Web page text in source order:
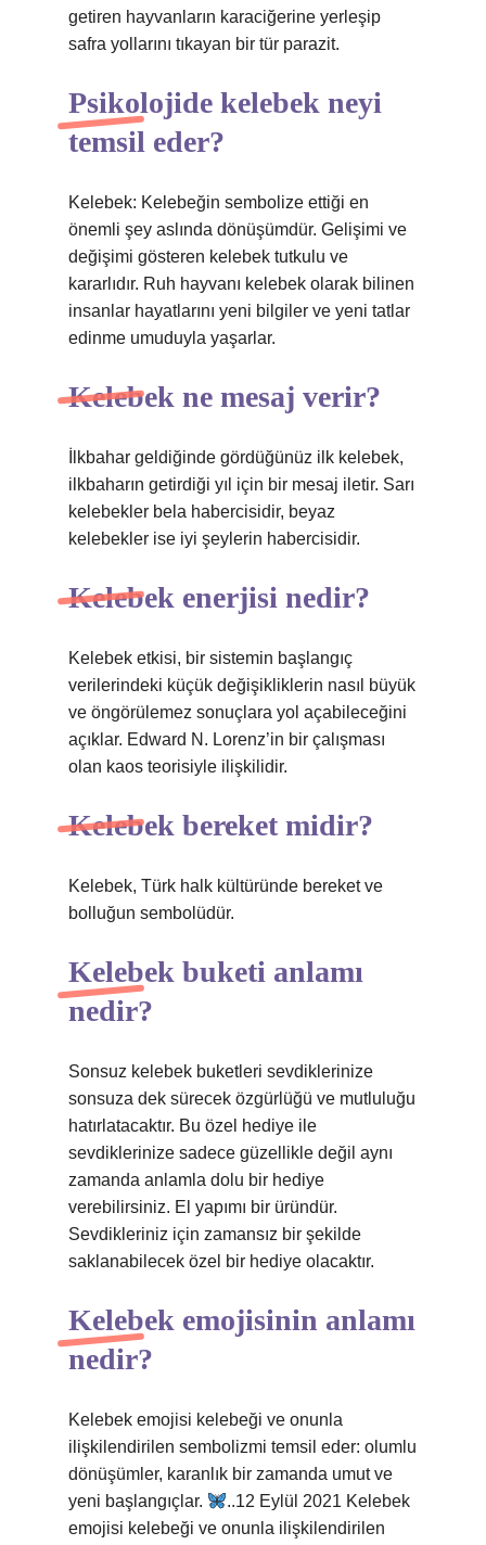
getiren hayvanların karaciğerine yerleşip
safra yollarını tıkayan bir tür parazit.
Psikolojide kelebek neyi
temsil eder?
Kelebek: Kelebeğin sembolize ettiği en
önemli şey aslında dönüşümdür. Gelişimi ve
değişimi gösteren kelebek tutkulu ve
kararlıdır. Ruh hayvanı kelebek olarak bilinen
insanlar hayatlarını yeni bilgiler ve yeni tatlar
edinme umuduyla yaşarlar.
Kelebek ne mesaj verir?
İlkbahar geldiğinde gördüğünüz ilk kelebek,
ilkbaharın getirdiği yıl için bir mesaj iletir. Sarı
kelebekler bela habercisidir, beyaz
kelebekler ise iyi şeylerin habercisidir.
Kelebek enerjisi nedir?
Kelebek etkisi, bir sistemin başlangıç ​​
verilerindeki küçük değişikliklerin nasıl büyük
ve öngörülemez sonuçlara yol açabileceğini
açıklar. Edward N. Lorenz’in bir çalışması
olan kaos teorisiyle ilişkilidir.
Kelebek bereket midir?
Kelebek, Türk halk kültüründe bereket ve
bolluğun sembolüdür.
Kelebek buketi anlamı
nedir?
Sonsuz kelebek buketleri sevdiklerinize
sonsuza dek sürecek özgürlüğü ve mutluluğu
hatırlatacaktır. Bu özel hediye ile
sevdiklerinize sadece güzellikle değil aynı
zamanda anlamla dolu bir hediye
verebilirsiniz. El yapımı bir üründür.
Sevdikleriniz için zamansız bir şekilde
saklanabilecek özel bir hediye olacaktır.
Kelebek emojisinin anlamı
nedir?
Kelebek emojisi kelebeği ve onunla
ilişkilendirilen sembolizmi temsil eder: olumlu
dönüşümler, karanlık bir zamanda umut ve
yeni başlangıçlar.
..12 Eylül 2021 Kelebek
emojisi kelebeği ve onunla ilişkilendirilen